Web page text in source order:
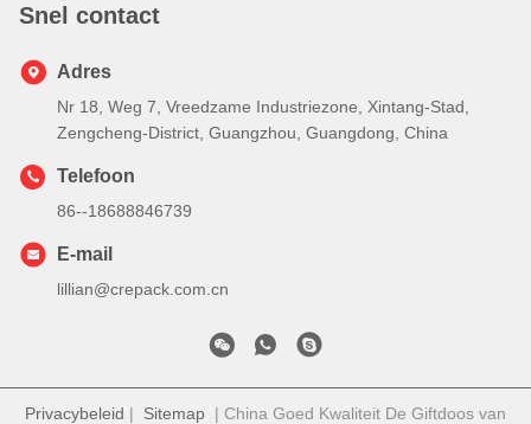
Snel contact
Adres
Nr 18, Weg 7, Vreedzame Industriezone, Xintang-Stad,
Zengcheng-District, Guangzhou, Guangdong, China
Telefoon
86--18688846739
E-mail
lillian@crepack.com.cn
Privacybeleid | Sitemap | China Goed Kwaliteit De Giftdoos van